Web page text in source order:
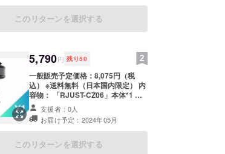
このリターンを選択する
5,790円 残り50
一般販売予定価格：8,075円（税
込） ※送料無料（日本国内限定） 内
容物： 「RJUST-CZ06」本体*1 給
電ケーブル*1 静電シール*3 日本語
取扱説明書*1
支援者：0人
お届け予定：2024年05月
このリターンを選択する